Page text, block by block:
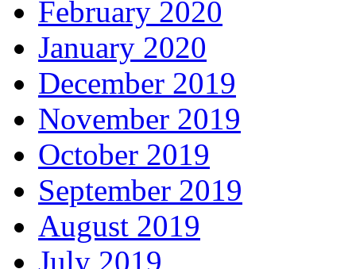
February 2020
January 2020
December 2019
November 2019
October 2019
September 2019
August 2019
July 2019